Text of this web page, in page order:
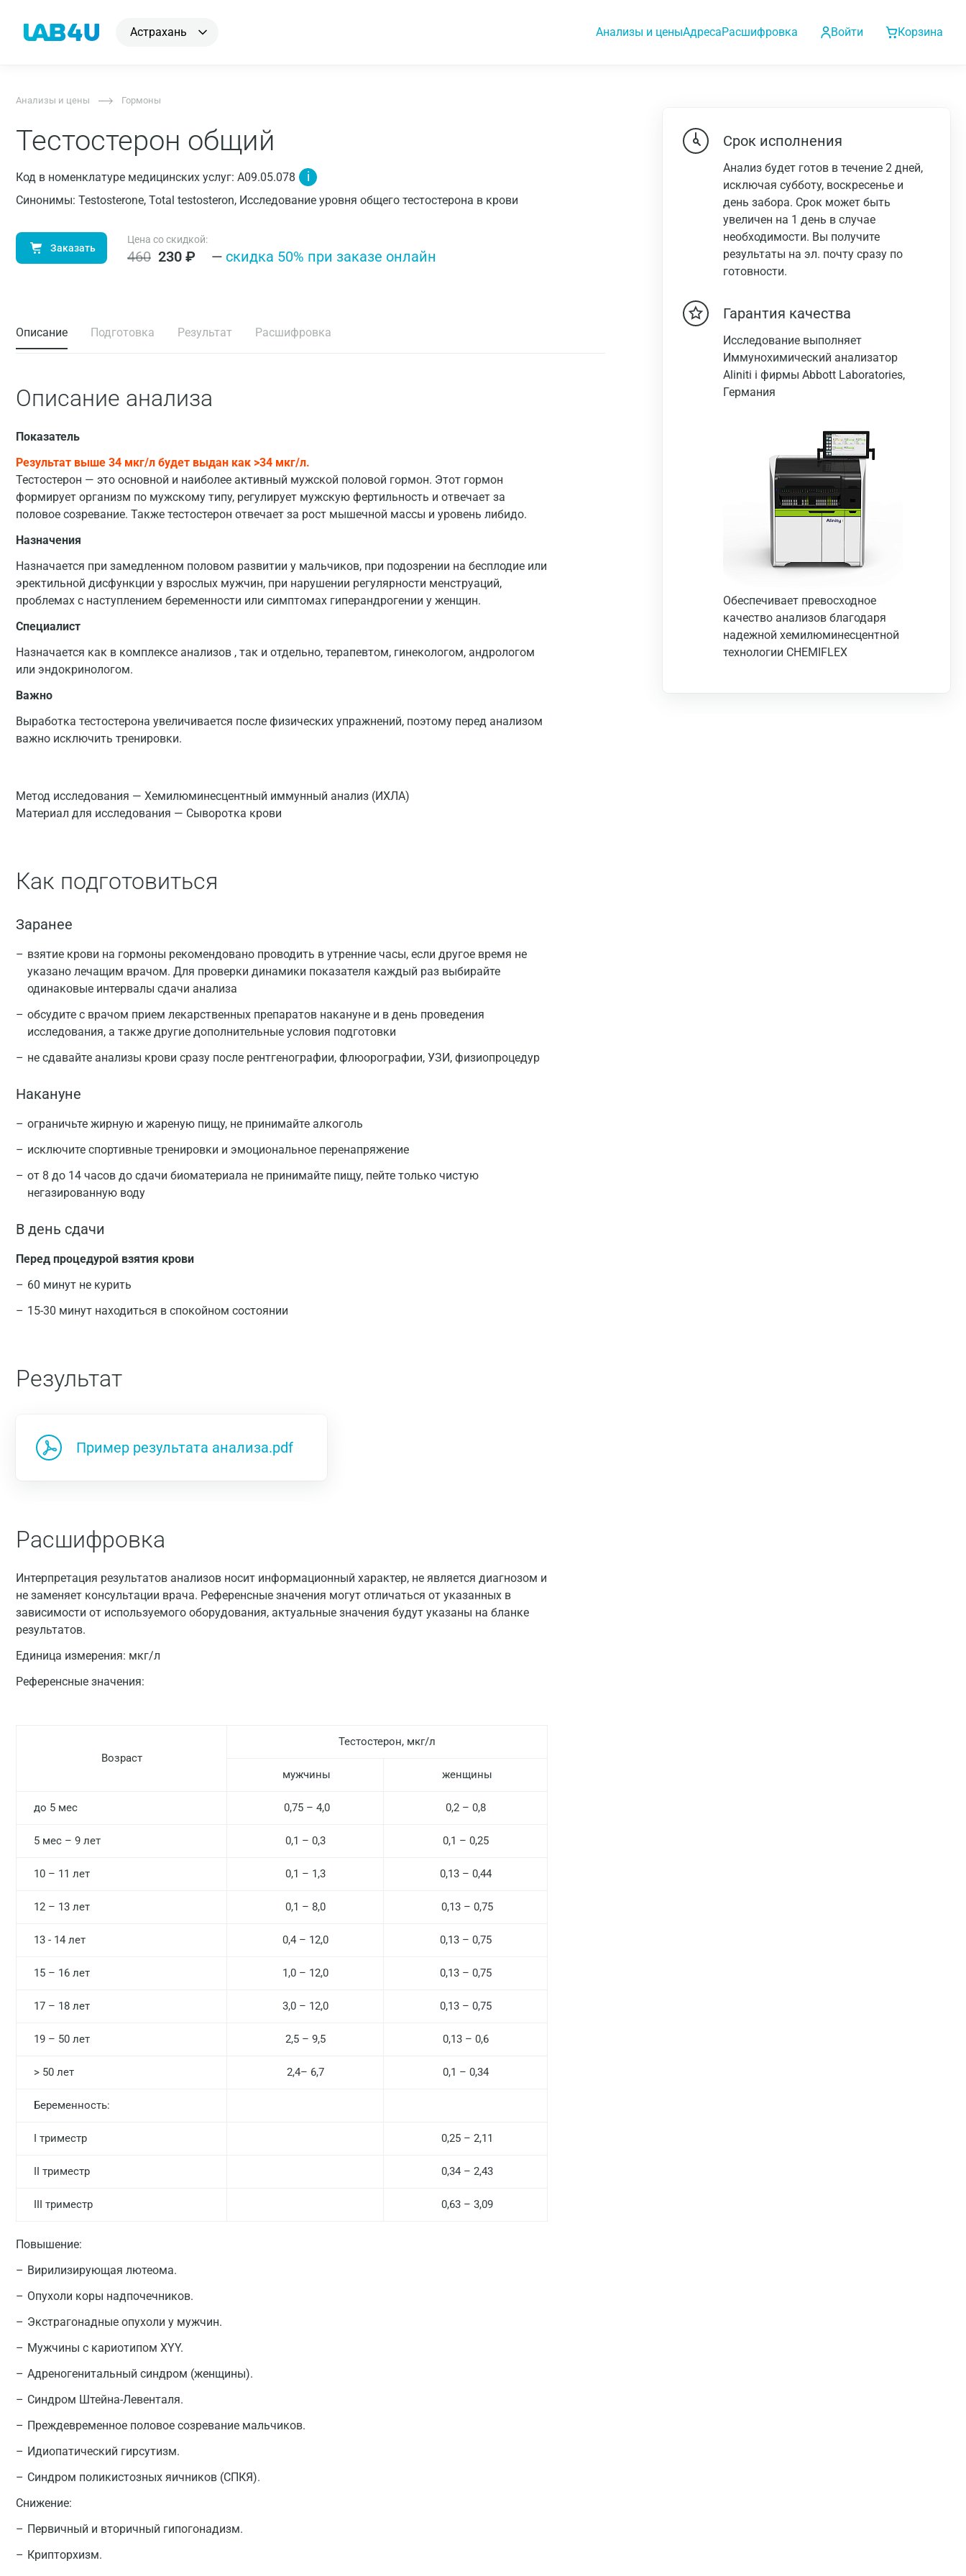
Астрахань Анализы и ценыАдресаРасшифровка Войти Корзина
Анализы и цены Гормоны
Тестостерон общий
Код в номенклатуре медицинских услуг: A09.05.078 i
Синонимы: Testosterone, Total testosteron, Исследование уровня общего тестостерона в крови
Заказать
Цена со скидкой:
460 230 ₽ — cкидка 50% при заказе онлайн
Описание Подготовка Результат Расшифровка
Описание анализа
Показатель
Результат выше 34 мкг/л будет выдан как >34 мкг/л.
Тестостерон — это основной и наиболее активный мужской половой гормон. Этот гормон
формирует организм по мужскому типу, регулирует мужскую фертильность и отвечает за
половое созревание. Также тестостерон отвечает за рост мышечной массы и уровень либидо.
Назначения
Назначается при замедленном половом развитии у мальчиков, при подозрении на бесплодие или
эректильной дисфункции у взрослых мужчин, при нарушении регулярности менструаций,
проблемах с наступлением беременности или симптомах гиперандрогении у женщин.
Специалист
Назначается как в комплексе анализов , так и отдельно, терапевтом, гинекологом, андрологом
или эндокринологом.
Важно
Выработка тестостерона увеличивается после физических упражнений, поэтому перед анализом
важно исключить тренировки.
Метод исследования — Хемилюминесцентный иммунный анализ (ИХЛА)
Материал для исследования — Сыворотка крови
Как подготовиться
Заранее
взятие крови на гормоны рекомендовано проводить в утренние часы, если другое время не
указано лечащим врачом. Для проверки динамики показателя каждый раз выбирайте
одинаковые интервалы сдачи анализа
обсудите с врачом прием лекарственных препаратов накануне и в день проведения
исследования, а также другие дополнительные условия подготовки
не сдавайте анализы крови сразу после рентгенографии, флюорографии, УЗИ, физиопроцедур
Накануне
ограничьте жирную и жареную пищу, не принимайте алкоголь
исключите спортивные тренировки и эмоциональное перенапряжение
от 8 до 14 часов до сдачи биоматериала не принимайте пищу, пейте только чистую
негазированную воду
В день сдачи
Перед процедурой взятия крови
60 минут не курить
15-30 минут находиться в спокойном состоянии
Результат
Пример результата анализа.pdf
Расшифровка
Интерпретация результатов анализов носит информационный характер, не является диагнозом и
не заменяет консультации врача. Референсные значения могут отличаться от указанных в
зависимости от используемого оборудования, актуальные значения будут указаны на бланке
результатов.
Единица измерения: мкг/л
Референсные значения:
Возраст
Тестостерон, мкг/л
мужчины женщины
до 5 мес 0,75 – 4,0 0,2 – 0,8
5 мес – 9 лет 0,1 – 0,3 0,1 – 0,25
10 – 11 лет 0,1 – 1,3 0,13 – 0,44
12 – 13 лет 0,1 – 8,0 0,13 – 0,75
13 - 14 лет 0,4 – 12,0 0,13 – 0,75
15 – 16 лет 1,0 – 12,0 0,13 – 0,75
17 – 18 лет 3,0 – 12,0 0,13 – 0,75
19 – 50 лет 2,5 – 9,5 0,13 – 0,6
> 50 лет 2,4– 6,7 0,1 – 0,34
Беременность:
I триместр 0,25 – 2,11
II триместр 0,34 – 2,43
III триместр 0,63 – 3,09
Повышение:
Вирилизирующая лютеома.
Опухоли коры надпочечников.
Экстрагонадные опухоли у мужчин.
Мужчины с кариотипом XYY.
Адреногенитальный синдром (женщины).
Синдром Штейна-Левенталя.
Преждевременное половое созревание мальчиков.
Идиопатический гирсутизм.
Синдром поликистозных яичников (СПКЯ).
Снижение:
Первичный и вторичный гипогонадизм.
Крипторхизм.
Срок исполнения
Анализ будет готов в течение 2 дней,
исключая субботу, воскресенье и
день забора. Срок может быть
увеличен на 1 день в случае
необходимости. Вы получите
результаты на эл. почту сразу по
готовности.
Гарантия качества
Исследование выполняет
Иммунохимический анализатор
Aliniti i фирмы Abbott Laboratories,
Германия
Обеспечивает превосходное
качество анализов благодаря
надежной хемилюминесцентной
технологии CHEMIFLEX
Санкт-Петербург
Нижний Новгород
Великий Новгород